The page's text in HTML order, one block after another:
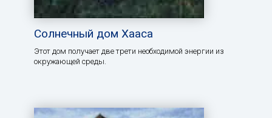
Солнечный дом Хааса
Этот дом получает две трети необходимой энергии из
окружающей среды.